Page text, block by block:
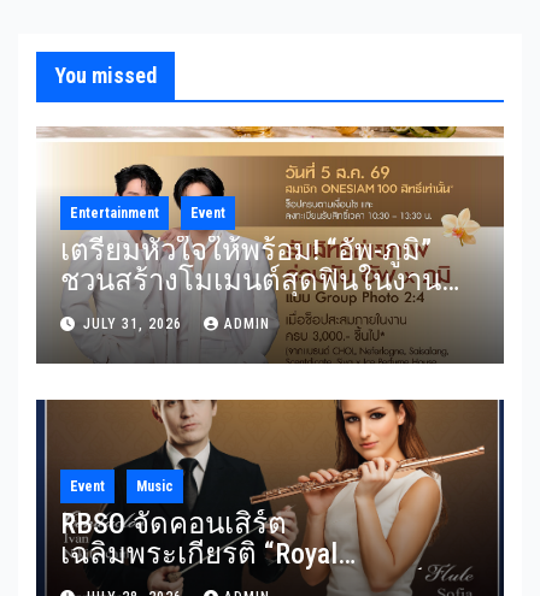
You missed
Entertainment Event
เตรียมหัวใจให้พร้อม! “อัพ-ภูมิ”
ชวนสร้างโมเมนต์สุดฟินในงาน
“THE SCENT OF SIAM” ลุ้น Group
Shot แบบใกล้ชิด 5 สิงหาคมนี้
JULY 31, 2026 ADMIN
Event Music
RBSO จัดคอนเสิร์ต
เฉลิมพระเกียรติ “Royal
Benevolence” รวมบทประพันธ์